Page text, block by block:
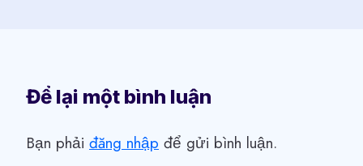
Để lại một bình luận
Bạn phải đăng nhập để gửi bình luận.